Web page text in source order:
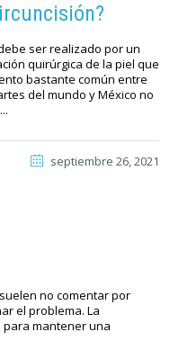
ser realizado por un
quirúrgica de la piel que
bastante común entre
del mundo y México no
septiembre 26, 2021
no comentar por
el problema. La
para mantener una